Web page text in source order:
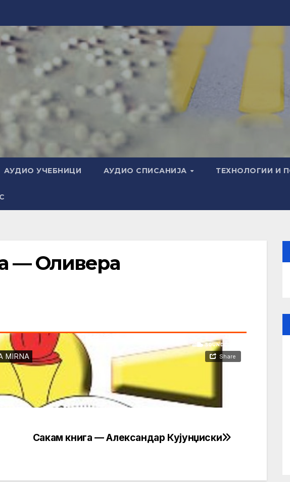
АУДИО УЧЕБНИЦИ АУДИО СПИСАНИЈА ТЕХНОЛОГИИ И
— Оливера
Сакам книга — Александар Кујунџиски